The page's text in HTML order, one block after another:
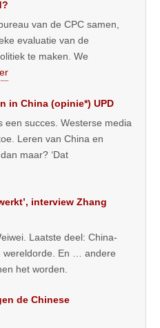
van de CPC samen,
evaluatie van de
te maken. We
in China (opinie*) UPD
een succes. Westerse media
Leren van China en
maar? ‘Dat
interview Zhang
Laatste deel: China-
wereldorde. En … andere
het worden.
de Chinese